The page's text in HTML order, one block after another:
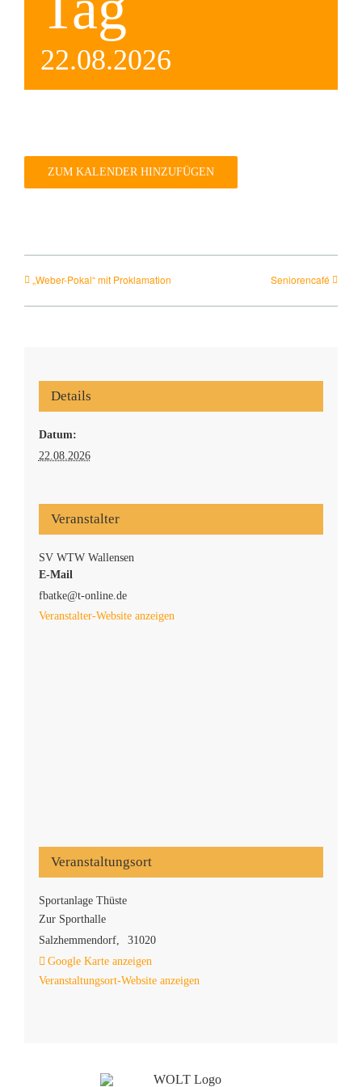
Dorfladen Wallensen & Umgebung
Wirtschaft
Dorfentwicklung
22.08.2026
ZUM KALENDER HINZUFÜGEN
„Weber-Pokal“ mit Proklamation Seniorencafé
Details
Datum:
22.08.2026
Veranstalter
SV WTW Wallensen
E-Mail
fbatke@t-online.de
Veranstalter-Website anzeigen
Veranstaltungsort
Sportanlage Thüste
Zur Sporthalle
Salzhemmendorf,
31020
Google Karte anzeigen
Veranstaltungsort-Website anzeigen